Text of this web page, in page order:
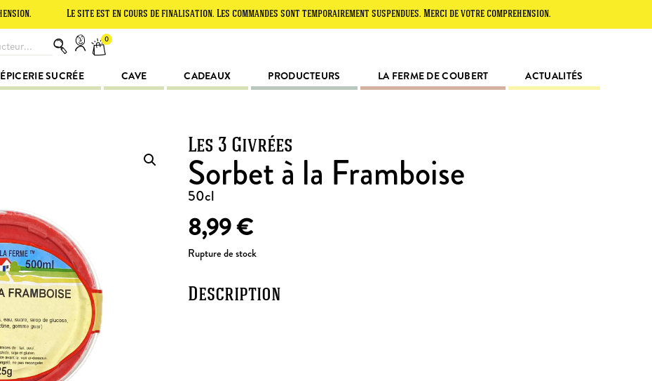
Le site est en cours de finalisation. Les commandes sont temporairement suspendues. Merci de votre compréhension.
0
ÉPICERIE SUCRÉE CAVE CADEAUX PRODUCTEURS LA FERME DE COUBERT ACTUALITÉS
Les 3 Givrées
Sorbet à la Framboise
50cl
8,99€
Rupture de stock
Description